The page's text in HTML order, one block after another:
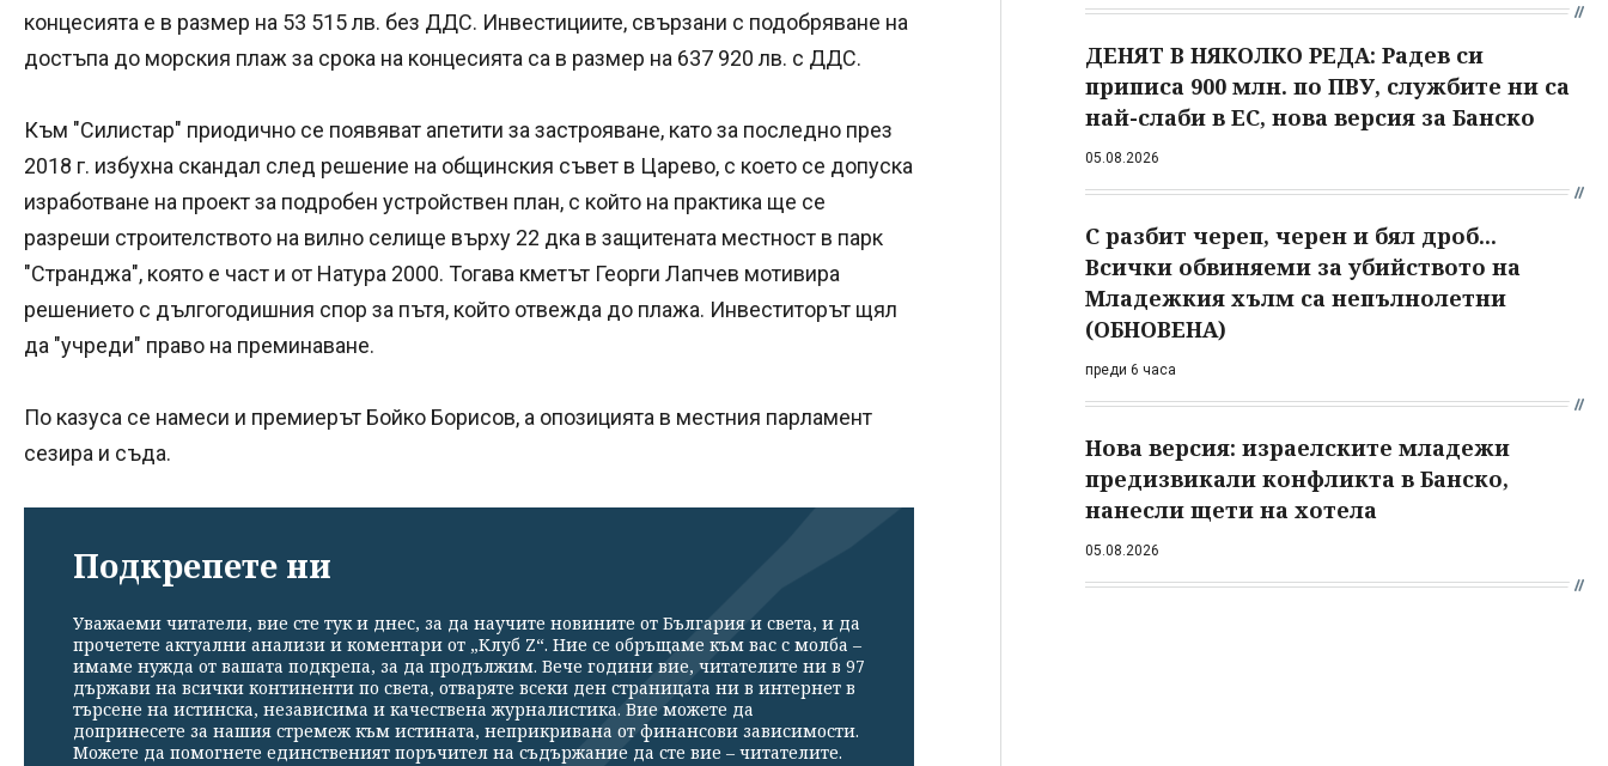
концесията е в размер на 53 515 лв. без ДДС. Инвестициите, свързани с подобряване на
достъпа до морския плаж за срока на концесията са в размер на 637 920 лв. с ДДС.
Към "Силистар" приодично се появяват апетити за застрояване, като за последно през
2018 г. избухна скандал след решение на общинския съвет в Царево, с което се допуска
изработване на проект за подробен устройствен план, с който на практика ще се
разреши строителството на вилно селище върху 22 дка в защитената местност в парк
"Странджа", която е част и от Натура 2000. Тогава кметът Георги Лапчев мотивира
решението с дългогодишния спор за пътя, който отвежда до плажа. Инвеститорът щял
да "учреди" право на преминаване.
По казуса се намеси и премиерът Бойко Борисов, а опозицията в местния парламент
сезира и съда.
Подкрепете ни
Уважаеми читатели, вие сте тук и днес, за да научите новините от България и света, и да
прочетете актуални анализи и коментари от „Клуб Z“. Ние се обръщаме към вас с молба –
имаме нужда от вашата подкрепа, за да продължим. Вече години вие, читателите ни в 97
държави на всички континенти по света, отваряте всеки ден страницата ни в интернет в
търсене на истинска, независима и качествена журналистика. Вие можете да
допринесете за нашия стремеж към истината, неприкривана от финансови зависимости.
Можете да помогнете единственият поръчител на съдържание да сте вие – читателите.
ДЕНЯТ В НЯКОЛКО РЕДА: Радев си
приписа 900 млн. по ПВУ, службите ни са
най-слаби в ЕС, нова версия за Банско
05.08.2026
С разбит череп, черен и бял дроб...
Всички обвиняеми за убийството на
Младежкия хълм са непълнолетни
(ОБНОВЕНА)
преди 6 часа
Нова версия: израелските младежи
предизвикали конфликта в Банско,
нанесли щети на хотела
05.08.2026